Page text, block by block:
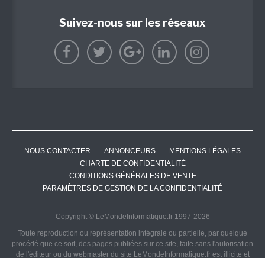
Suivez-nous sur les réseaux
NOUS CONTACTER ANNONCEURS
MENTIONS LÉGALES
CHARTE DE CONFIDENTIALITÉ
CONDITIONS GÉNÉRALES DE VENTE
PARAMÈTRES DE GESTION DE LA CONFIDENTIALITÉ
Copyright © LeMondeInformatique.fr 1997-2026
Toute reproduction ou représentation intégrale ou partielle, par quelque
procédé que ce soit, des pages publiées sur ce site, faite sans l'autorisation
de l'éditeur ou du webmaster du site LeMondeInformatique.fr est illicite et